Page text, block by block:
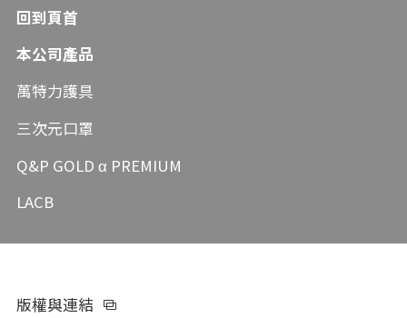
回到頁首
本公司產品
萬特力護具
三次元口罩
Q&P GOLD α PREMIUM
LACB
版權與連結